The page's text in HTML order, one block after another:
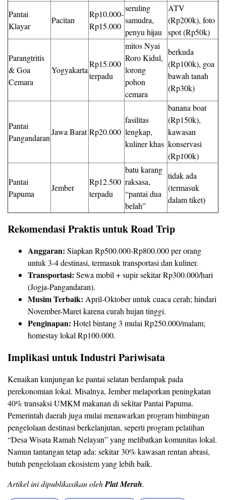
Pantai
Klayar
Pacitan
Rp10.000-
Rp15.000
seruling
samudra,
penyu hijau
ATV
(Rp200k), foto
spot (Rp50k)
Parangtritis
& Goa
Cemara
Yogyakarta
Rp15.000
terpadu
mitos Nyai
Roro Kidul,
lorong
pohon
cemara
berkuda
(Rp100k), goa
bawah tanah
(Rp30k)
Pantai
Pangandaran
Jawa Barat Rp20.000
fasilitas
lengkap,
kuliner khas
banana boat
(Rp150k),
kawasan
konservasi
(Rp100k)
Pantai
Papuma
Jember
Rp12.500
terpadu
batu karang
raksasa,
“pantai dua
belah”
tidak ada
(termasuk
dalam tiket)
Rekomendasi Praktis untuk Road Trip
Anggaran: Siapkan Rp500.000-Rp800.000 per orang
untuk 3-4 destinasi, termasuk transportasi dan kuliner.
Transportasi: Sewa mobil + supir sekitar Rp300.000/hari
(Jogja-Pangandaran).
Musim Terbaik: April-Oktober untuk cuaca cerah; hindari
November-Maret karena curah hujan tinggi.
Penginapan: Hotel bintang 3 mulai Rp250.000/malam;
homestay lokal Rp100.000.
Implikasi untuk Industri Pariwisata
Kenaikan kunjungan ke pantai selatan berdampak pada
perekonomian lokal. Misalnya, Jember melaporkan peningkatan
40% transaksi UMKM makanan di sekitar Pantai Papuma.
Pemerintah daerah juga mulai menawarkan program bimbingan
pengelolaan destinasi berkelanjutan, seperti program pelatihan
“Desa Wisata Ramah Nelayan” yang melibatkan komunitas lokal.
Namun tantangan tetap ada: sekitar 30% kawasan rentan abrasi,
butuh pengelolaan ekosistem yang lebih baik.
Artikel ini dipublikasikan olehPlat Merah.